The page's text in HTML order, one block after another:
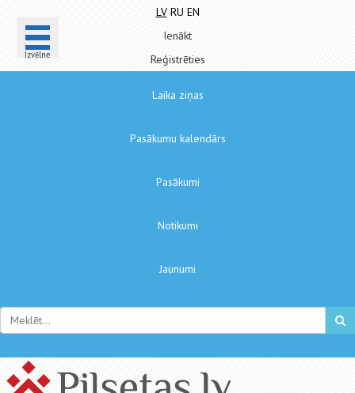
Izvēlne
LV RU EN
Ienākt
Reģistrēties
Laika ziņas
Pasākumu kalendārs
Pasākumi
Notikumi
Jaunumi